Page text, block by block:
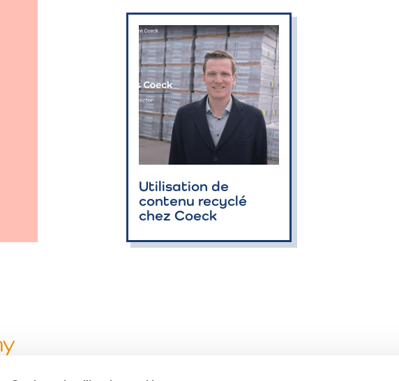
Utilisation de
contenu recyclé
chez Coeck